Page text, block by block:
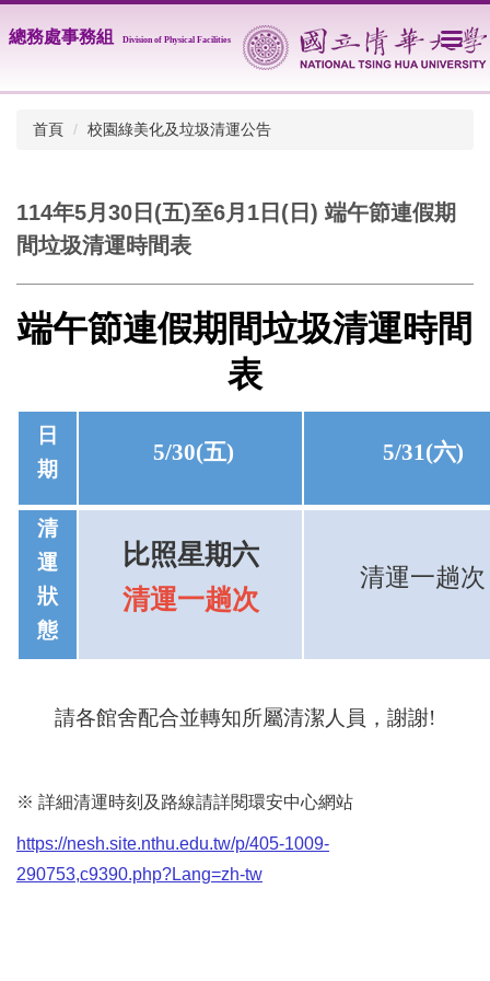
到
總務處事務組 Division of Physical Facilities
首頁 校園綠美化及垃圾清運公告
114年5月30日(五)至6月1日(日) 端午節連假期
間垃圾清運時間表
端午節連假期間垃圾清運時間
表
日
期
5/30(五) 5/31(六)
清
運
狀
態
比照星期六
清運一趟次
清運一趟次
請各館舍配合並轉知所屬清潔人員，謝謝!
※ 詳細清運時刻及路線請詳閱環安中心網站
https://nesh.site.nthu.edu.tw/p/405-1009-
290753,c9390.php?Lang=zh-tw